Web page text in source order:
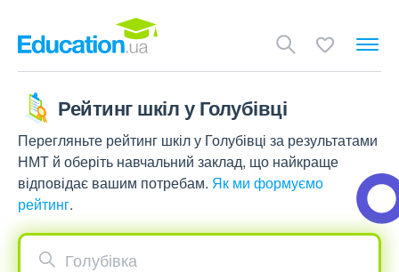
Рейтинг шкіл у Голубівці
Перегляньте рейтинг шкіл у Голубівці за результатами
НМТ й оберіть навчальний заклад, що найкраще
відповідає вашим потребам. Як ми формуємо
рейтинг.
Голубівка